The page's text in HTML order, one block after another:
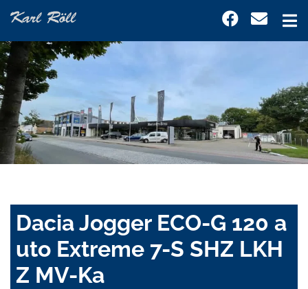
Dacia Jogger ECO-G 120 a
uto Extreme 7-S SHZ LKH
Z MV-Ka